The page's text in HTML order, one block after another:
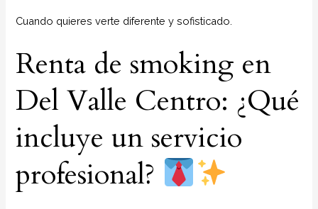
Cuando quieres verte diferente y sofisticado.
Renta de smoking en
Del Valle Centro: ¿Qué
incluye un servicio
profesional?